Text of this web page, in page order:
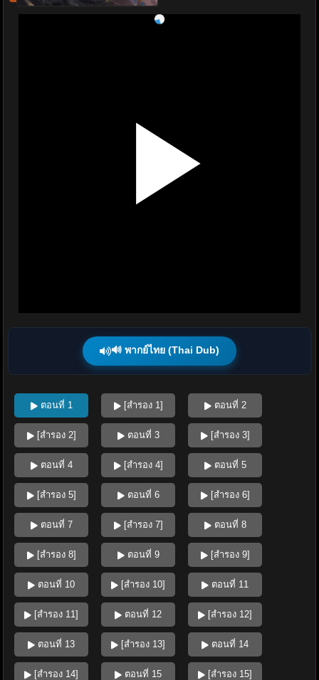
🔊 พากย์ไทย (Thai Dub)
ตอนที่ 1 [สำรอง 1] ตอนที่ 2
[สำรอง 2] ตอนที่ 3 [สำรอง 3]
ตอนที่ 4 [สำรอง 4] ตอนที่ 5
[สำรอง 5] ตอนที่ 6 [สำรอง 6]
ตอนที่ 7 [สำรอง 7] ตอนที่ 8
[สำรอง 8] ตอนที่ 9 [สำรอง 9]
ตอนที่ 10 [สำรอง 10] ตอนที่ 11
[สำรอง 11] ตอนที่ 12 [สำรอง 12]
ตอนที่ 13 [สำรอง 13] ตอนที่ 14
[สำรอง 14] ตอนที่ 15 [สำรอง 15]